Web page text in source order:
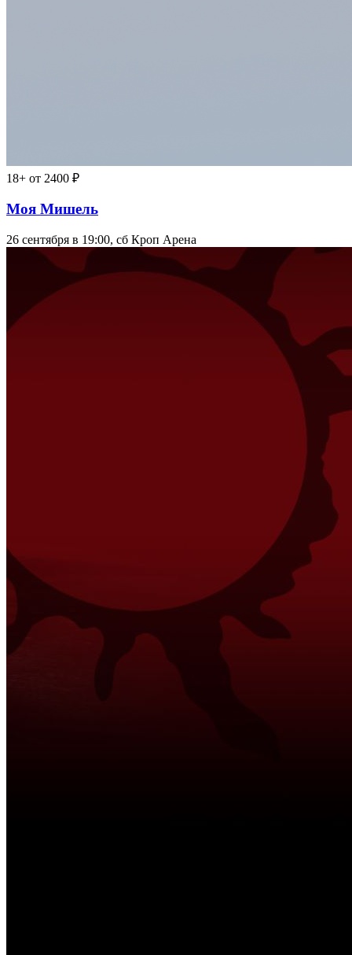
18+ от 2400 ₽
Моя Мишель
26 сентября в 19:00, сб Кроп Арена